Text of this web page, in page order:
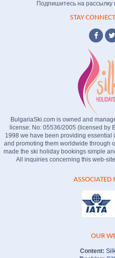
Подпишитесь на
STAY
BulgariaSki.com is owned and
license: No: 05536/2005 (licensed by
1998 we have been providing essential
and promoting them worldwide through
made the ski holiday bookings simple
All inquiries concerning this web-
ASSOCIATED
OUR
Content: